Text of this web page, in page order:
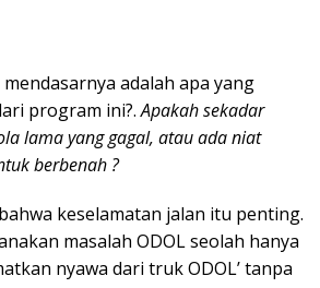
adalah apa yang
program ini?.Apakah sekadar
lama yang gagal, atau ada niat
berbenah ?
keselamatan jalan itu penting.
masalah ODOL seolah hanya
nyawa dari truk ODOL’ tanpa